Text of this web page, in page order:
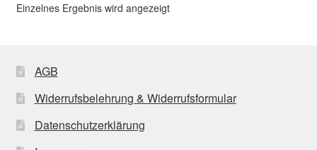
Einzelnes Ergebnis wird angezeigt
AGB
Widerrufsbelehrung & Widerrufsformular
Datenschutzerklärung